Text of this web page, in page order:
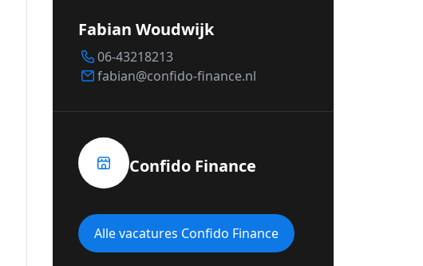
Fabian Woudwijk
06-43218213
fabian@confido-finance.nl
Confido Finance
Alle vacatures Confido Finance